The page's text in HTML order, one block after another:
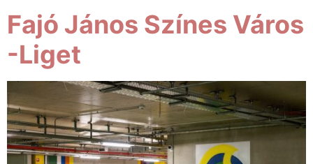
Fajó János Színes Város
-Liget